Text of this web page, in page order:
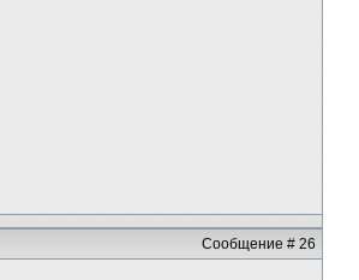
Сообщение # 26